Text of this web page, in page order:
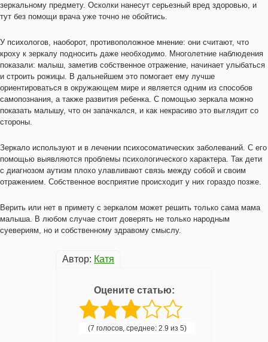
зеркальному предмету. Осколки нанесут серьезный вред здоровью, и
тут без помощи врача уже точно не обойтись.
У психологов, наоборот, противоположное мнение: они считают, что
кроху к зеркалу подносить даже необходимо. Многолетние наблюдения
показали: малыш, заметив собственное отражение, начинает улыбаться
и строить рожицы. В дальнейшем это помогает ему лучше
ориентироваться в окружающем мире и является одним из способов
самопознания, а также развития ребенка. С помощью зеркала можно
показать малышу, что он запачкался, и как некрасиво это выглядит со
стороны.
Зеркало используют и в лечении психосоматических заболеваний. С его
помощью выявляются проблемы психологического характера. Так дети
с диагнозом аутизм плохо улавливают связь между собой и своим
отражением. Собственное восприятие происходит у них гораздо позже.
Верить или нет в примету с зеркалом может решить только сама мама
малыша. В любом случае стоит доверять не только народным
суевериям, но и собственному здравому смыслу.
Автор: Катя
Оцените статью:
(7 голосов, среднее: 2.9 из 5)